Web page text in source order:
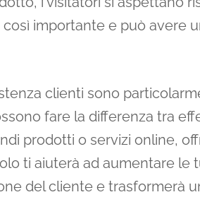
così importante e può avere
clienti sono
fare la differenza tra
prodotti o servizi online,
ti aiuterà ad aumentare le
del cliente e trasformerà